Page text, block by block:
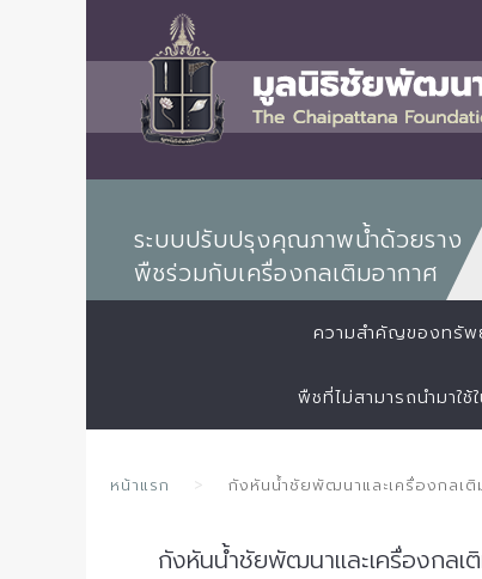
ระบบปรับปรุงคุณภาพน้ำด้วยราง
พืชร่วมกับเครื่องกลเติมอากาศ
ความสำคัญของทรัพ
พืชที่ไม่สามารถนำมาใ
หน้าแรก กังหันน้ำชัยพัฒนาและเครื่องกลเติ
กังหันน้ำชัยพัฒนาและเครื่องกลเ